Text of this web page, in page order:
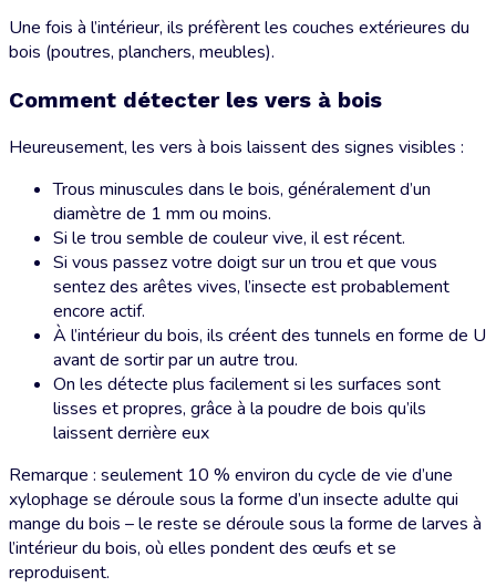
Une fois à l’intérieur, ils préfèrent les couches extérieures du
bois (poutres, planchers, meubles).
Comment détecter les vers à bois
Heureusement, les vers à bois laissent des signes visibles :
Trous minuscules dans le bois, généralement d’un
diamètre de 1 mm ou moins.
Si le trou semble de couleur vive, il est récent.
Si vous passez votre doigt sur un trou et que vous
sentez des arêtes vives, l’insecte est probablement
encore actif.
À l’intérieur du bois, ils créent des tunnels en forme de U
avant de sortir par un autre trou.
On les détecte plus facilement si les surfaces sont
lisses et propres, grâce à la poudre de bois qu’ils
laissent derrière eux
Remarque : seulement 10 % environ du cycle de vie d’une
xylophage se déroule sous la forme d’un insecte adulte qui
mange du bois – le reste se déroule sous la forme de larves à
l’intérieur du bois, où elles pondent des œufs et se
reproduisent.